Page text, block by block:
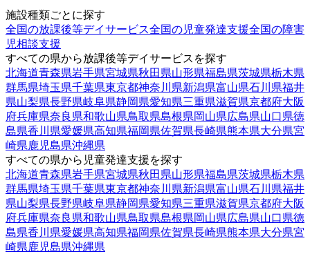
施設種類ごとに探す
全国の放課後等デイサービス全国の児童発達支援全国の障害
児相談支援
すべての県から放課後等デイサービスを探す
北海道青森県岩手県宮城県秋田県山形県福島県茨城県栃木県
群馬県埼玉県千葉県東京都神奈川県新潟県富山県石川県福井
県山梨県長野県岐阜県静岡県愛知県三重県滋賀県京都府大阪
府兵庫県奈良県和歌山県鳥取県島根県岡山県広島県山口県徳
島県香川県愛媛県高知県福岡県佐賀県長崎県熊本県大分県宮
崎県鹿児島県沖縄県
すべての県から児童発達支援を探す
北海道青森県岩手県宮城県秋田県山形県福島県茨城県栃木県
群馬県埼玉県千葉県東京都神奈川県新潟県富山県石川県福井
県山梨県長野県岐阜県静岡県愛知県三重県滋賀県京都府大阪
府兵庫県奈良県和歌山県鳥取県島根県岡山県広島県山口県徳
島県香川県愛媛県高知県福岡県佐賀県長崎県熊本県大分県宮
崎県鹿児島県沖縄県